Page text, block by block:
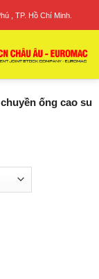
, TP. Hồ Chí Minh.
ống cao su